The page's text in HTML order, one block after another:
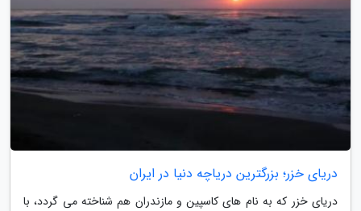
دریای خزر؛ بزرگترین دریاچه دنیا در ایران
دریای خزر که به نام های کاسپین و مازندران هم شناخته می گردد، با